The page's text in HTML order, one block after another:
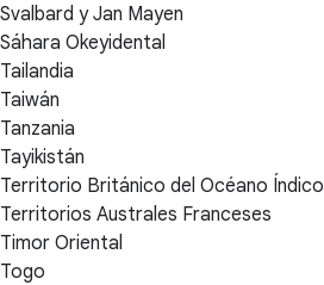
Svalbard y Jan Mayen
Sáhara Okeyidental
Tailandia
Taiwán
Tanzania
Tayikistán
Territorio Británico del Océano Índico
Territorios Australes Franceses
Timor Oriental
Togo